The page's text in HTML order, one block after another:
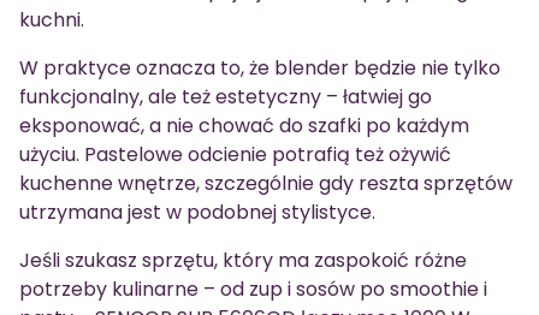
kuchni.
W praktyce oznacza to, że blender będzie nie tylko
funkcjonalny, ale też estetyczny – łatwiej go
eksponować, a nie chować do szafki po każdym
użyciu. Pastelowe odcienie potrafią też ożywić
kuchenne wnętrze, szczególnie gdy reszta sprzętów
utrzymana jest w podobnej stylistyce.
Jeśli szukasz sprzętu, który ma zaspokoić różne
potrzeby kulinarne – od zup i sosów po smoothie i